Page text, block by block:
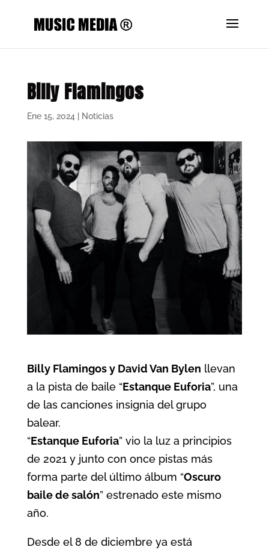
Billy Flamingos
Ene 15, 2024 Noticias
Billy Flamingos y David Van Bylen llevan
a la pista de baile “Estanque Euforia”, una
de las canciones insignia del grupo
balear.
“Estanque Euforia” vio la luz a principios
de 2021 y junto con once pistas más
forma parte del último álbum “Oscuro
baile de salón” estrenado este mismo
año.
Desde el 8 de diciembre ya está